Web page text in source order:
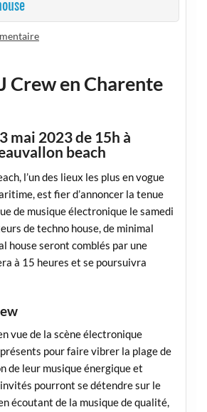
Crew en Charente
mai 2023 de 15h à
beach
l’un des lieux les plus en vogue
est fier d’annoncer la tenue
de musique électronique le samedi
de techno house, de minimal
house seront comblés par une
à 15 heures et se poursuivra
vue de la scène électronique
pour faire vibrer la plage de
de leur musique énergique et
pourront se détendre sur le
écoutant de la musique de qualité,